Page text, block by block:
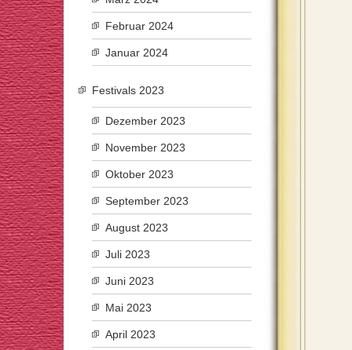
Februar 2024
Januar 2024
Festivals 2023
Dezember 2023
November 2023
Oktober 2023
September 2023
August 2023
Juli 2023
Juni 2023
Mai 2023
April 2023